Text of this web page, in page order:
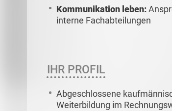
Kommunikation leben:
interne Fachabteilungen
IHR PROFIL
Abgeschlossene
Weiterbildung im